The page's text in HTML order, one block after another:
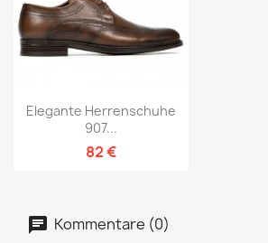
Elegante Herrenschuhe
907...
82 €
Kommentare (0)